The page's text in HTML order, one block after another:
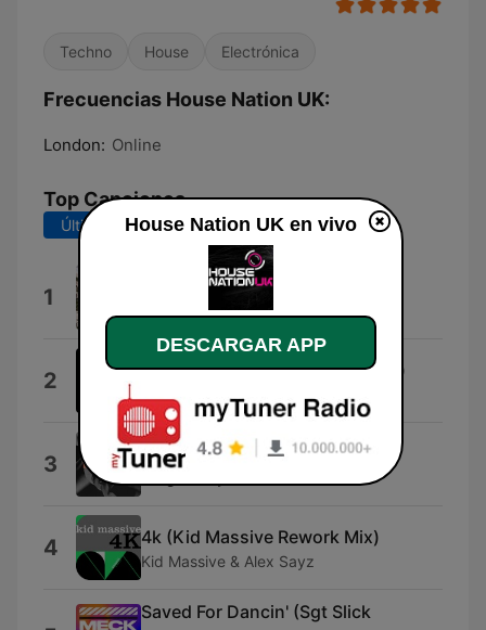
Techno House Electrónica
Frecuencias House Nation UK:
London: Online
Top Canciones
Últimos 7 días Últimos 30 días
1 House Music
UK House Music
2 My Love (Zsak Extended Remix)
Zsak & Crazibiza
3 Nobody
4 4k (Kid Massive Rework Mix)
Kid Massive & Alex Sayz
Saved For Dancin' (Sgt Slick
House Nation UK en vivo
DESCARGAR APP